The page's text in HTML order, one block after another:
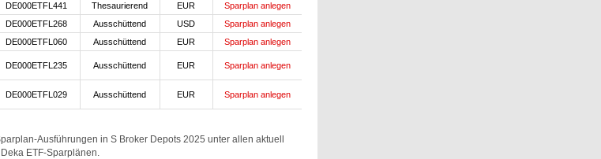
DE000ETFL441 Thesaurierend EUR
Sparplan anlegen
DE000ETFL268 Ausschüttend USD
Sparplan anlegen
DE000ETFL060 Ausschüttend EUR
Sparplan anlegen
DE000ETFL235 Ausschüttend EUR Sparplan anlegen
DE000ETFL029 Ausschüttend EUR Sparplan anlegen
Ausführungen in S Broker Depots 2025 unter allen aktuell
ETF-Sparplänen.